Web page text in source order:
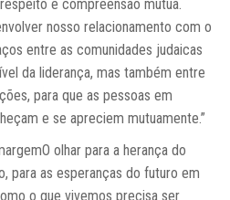
e compreensão mútua.
nosso relacionamento com o
entre as comunidades judaicas
da liderança, mas também entre
para que as pessoas em
e se apreciem mutuamente.”
olhar para a herança do
para as esperanças do futuro em
o que vivemos precisa ser